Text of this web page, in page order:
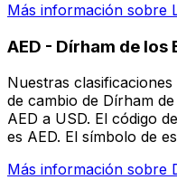
Más información sobre
AED - Dírham de los
Nuestras
de cambio de Dírham
AED a USD. El código
Más información sobre